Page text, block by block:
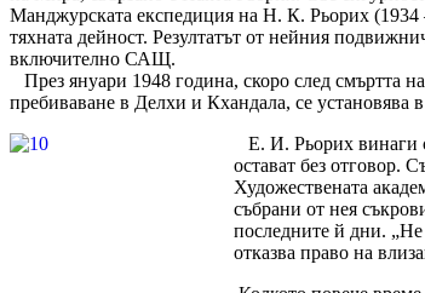
Манджурската експедиция на Н. К. Рьорих (1934
тяхната дейност. Резултатът от нейния
включително САЩ.
През януари 1948 година, скоро след смъртта
пребиваване в Делхи и Кхандала, се
Е. И. Рьорих винаги
остават без отговор.
Художествената
събрани от нея
последните й дни. „Не
отказва право на